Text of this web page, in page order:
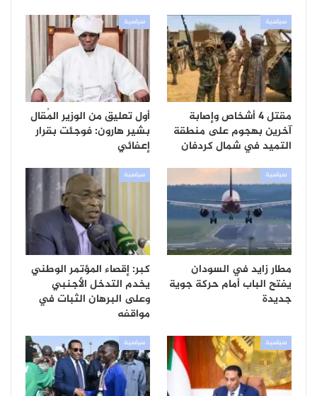
سياسية
مقتل 4 أشخاص وإصابة
آخرين بهجوم على منطقة
التميد في شمال كردفان
سياسية
أول تعليق من الوزير المُقال
بشير هارون: فوجئت بقرار
إعفائي
سياسية
مطار زايد في السودان
يفتح الباب أمام حركة جوية
جديدة
سياسية
كبر: إقصاء المؤتمر الوطني
يخدم التدخل الأجنبي
وعلى البرهان الثبات في
مواقفه
سياسية سياسية